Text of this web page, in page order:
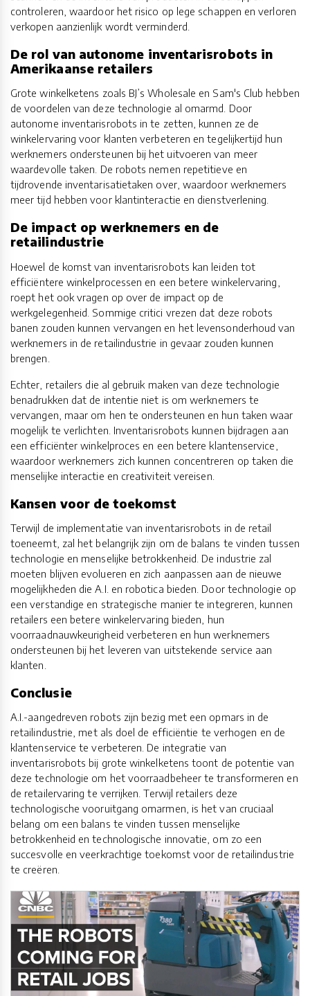
controleren, waardoor het risico op lege schappen en verloren
verkopen aanzienlijk wordt verminderd.
De rol van autonome inventarisrobots in
Amerikaanse retailers
Grote winkelketens zoals BJ’s Wholesale en Sam's Club hebben
de voordelen van deze technologie al omarmd. Door
autonome inventarisrobots in te zetten, kunnen ze de
winkelervaring voor klanten verbeteren en tegelijkertijd hun
werknemers ondersteunen bij het uitvoeren van meer
waardevolle taken. De robots nemen repetitieve en
tijdrovende inventarisatietaken over, waardoor werknemers
meer tijd hebben voor klantinteractie en dienstverlening.
De impact op werknemers en de
retailindustrie
Hoewel de komst van inventarisrobots kan leiden tot
efficiëntere winkelprocessen en een betere winkelervaring,
roept het ook vragen op over de impact op de
werkgelegenheid. Sommige critici vrezen dat deze robots
banen zouden kunnen vervangen en het levensonderhoud van
werknemers in de retailindustrie in gevaar zouden kunnen
brengen.
Echter, retailers die al gebruik maken van deze technologie
benadrukken dat de intentie niet is om werknemers te
vervangen, maar om hen te ondersteunen en hun taken waar
mogelijk te verlichten. Inventarisrobots kunnen bijdragen aan
een efficiënter winkelproces en een betere klantenservice,
waardoor werknemers zich kunnen concentreren op taken die
menselijke interactie en creativiteit vereisen.
Kansen voor de toekomst
Terwijl de implementatie van inventarisrobots in de retail
toeneemt, zal het belangrijk zijn om de balans te vinden tussen
technologie en menselijke betrokkenheid. De industrie zal
moeten blijven evolueren en zich aanpassen aan de nieuwe
mogelijkheden die A.I. en robotica bieden. Door technologie op
een verstandige en strategische manier te integreren, kunnen
retailers een betere winkelervaring bieden, hun
voorraadnauwkeurigheid verbeteren en hun werknemers
ondersteunen bij het leveren van uitstekende service aan
klanten.
Conclusie
A.I.-aangedreven robots zijn bezig met een opmars in de
retailindustrie, met als doel de efficiëntie te verhogen en de
klantenservice te verbeteren. De integratie van
inventarisrobots bij grote winkelketens toont de potentie van
deze technologie om het voorraadbeheer te transformeren en
de retailervaring te verrijken. Terwijl retailers deze
technologische vooruitgang omarmen, is het van cruciaal
belang om een balans te vinden tussen menselijke
betrokkenheid en technologische innovatie, om zo een
succesvolle en veerkrachtige toekomst voor de retailindustrie
te creëren.